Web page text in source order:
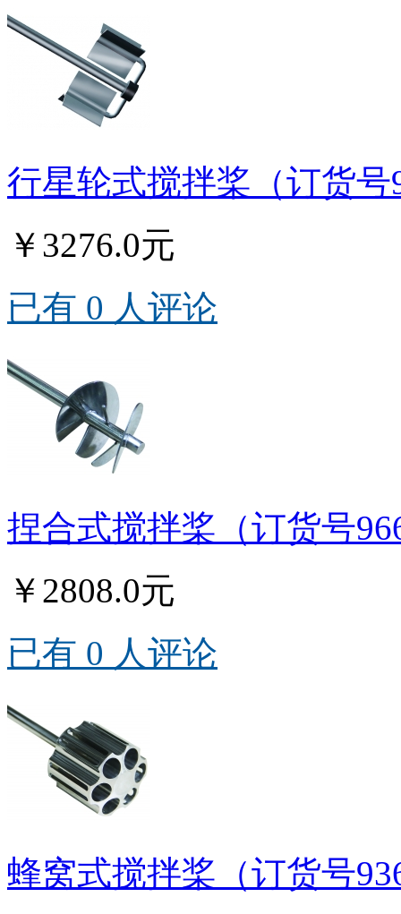
行星轮式搅拌桨（订货号
￥3276.0元
已有 0 人评论
捏合式搅拌桨（订货号
￥2808.0元
已有 0 人评论
蜂窝式搅拌桨（订货号